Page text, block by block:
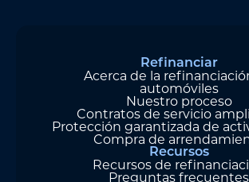
Refinanciar
Acerca de la
automóviles
Nuestro proceso
Contratos de servicio
Protección garantizada de
Compra de
Recursos
Recursos de
Preguntas frecuentes